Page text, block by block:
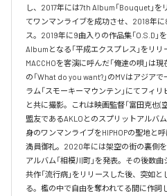
し、2017年には7th Album「Bouquet」
てワンマンライブを成功させ、2018年に
ス。2019年に9曲入りの作品集「O.S.D」
Albumとなる「平成エクスプレス」をリ
MACCHOを客演に呼んだ「俺達の唄」は
の「What do you want?」のMVはアジア
ラム「スモーキーマウンテン」にてフィリ
と共に撮影。これは映画監督「富田克也(
盟友であるAKLOとのスプリットアルバ
身のワンマンライブをHIPHOPの聖地と
満員御礼。2020年には架空の街の裏側
アルバム「相模川町」を発表。その後数
共作「流行病」をリリースした後、突如
る。檻の中で自由を奪われてる間に作詞